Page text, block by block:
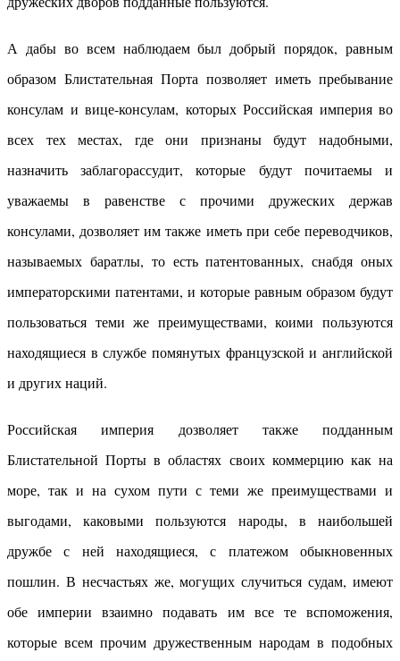
А дабы во всем наблюдаем был добрый порядок, равным
образом Блистательная Порта позволяет иметь пребывание
консулам и вице-консулам, которых Российская империя во
всех тех местах, где они признаны будут надобными,
назначить заблагорассудит, которые будут почитаемы и
уважаемы в равенстве с прочими дружеских держав
консулами, дозволяет им также иметь при себе переводчиков,
называемых баратлы, то есть патентованных, снабдя оных
императорскими патентами, и которые равным образом будут
пользоваться теми же преимуществами, коими пользуются
находящиеся в службе помянутых французской и английской
и других наций.
Российская империя дозволяет также подданным
Блистательной Порты в областях своих коммерцию как на
море, так и на сухом пути с теми же преимуществами и
выгодами, каковыми пользуются народы, в наибольшей
дружбе с ней находящиеся, с платежом обыкновенных
пошлин. В несчастьях же, могущих случиться судам, имеют
обе империи взаимно подавать им все те вспоможения,
которые всем прочим дружественным народам в подобных